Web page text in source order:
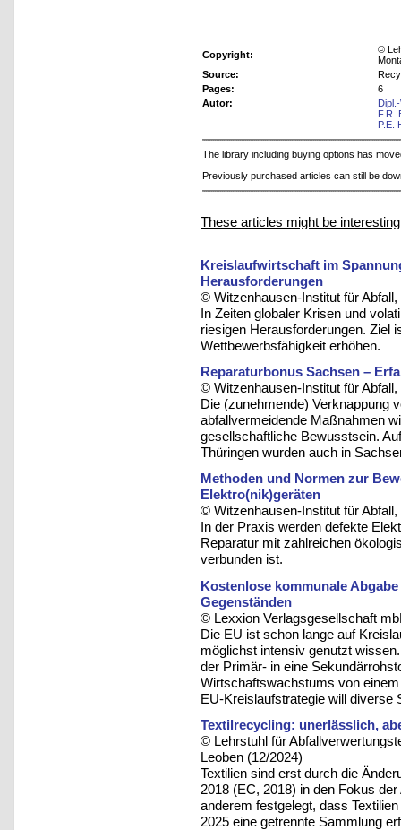
Copyright:
©
Source:
Pages:
6
Autor:
F.R.
P.E.
The library including buying options has
Previously purchased articles can still be
These articles might be
Kreislaufwirtschaft im
Herausforderungen
© Witzenhausen-Institut für
In Zeiten globaler Krisen und
riesigen Herausforderungen. Ziel
Wettbewerbsfähigkeit erhöhen.
Reparaturbonus Sachsen –
© Witzenhausen-Institut für
Die (zunehmende) Verknappung
abfallvermeidende Maßnahmen
gesellschaftliche Bewusstsein.
Thüringen wurden auch in
Methoden und Normen zur
Elektro(nik)geräten
© Witzenhausen-Institut für
In der Praxis werden defekte
Reparatur mit zahlreichen
verbunden ist.
Kostenlose kommunale
Gegenständen
© Lexxion Verlagsgesellschaft
Die EU ist schon lange auf
möglichst intensiv genutzt
der Primär- in eine
Wirtschaftswachstums von
EU-Kreislaufstrategie will diverse
Textilrecycling: unerlässlich,
© Lehrstuhl für
Leoben (12/2024)
Textilien sind erst durch die
2018 (EC, 2018) in den Fokus
anderem festgelegt, dass
2025 eine getrennte Sammlung